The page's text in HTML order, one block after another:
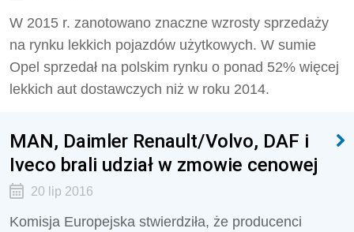
W 2015 r. zanotowano znaczne wzrosty sprzedaży
na rynku lekkich pojazdów użytkowych. W sumie
Opel sprzedał na polskim rynku o ponad 52% więcej
lekkich aut dostawczych niż w roku 2014.
MAN, Daimler Renault/Volvo, DAF i
Iveco brali udział w zmowie cenowej
20 lip 2016
Komisja Europejska stwierdziła, że producenci